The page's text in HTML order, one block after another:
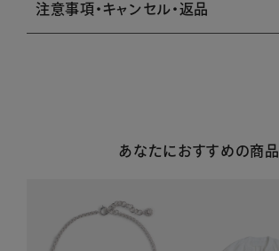
注意事項・キャンセル・返品
あなたにおすすめの商品